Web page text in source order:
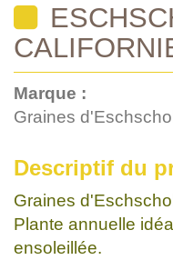
Marque :
Graines
Descriptif du
Graines
Plante annuelle
ensoleillée.